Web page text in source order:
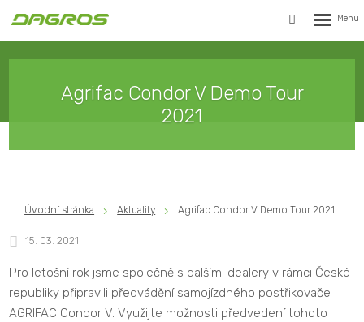
Vyhledávání
Agrifac Condor V Demo Tour
2021
Úvodní stránka Aktuality Agrifac Condor V Demo Tour 2021
15. 03. 2021
Pro letošní rok jsme společně s dalšími dealery v rámci České
republiky připravili předvádění samojízdného postřikovače
AGRIFAC Condor V. Využijte možnosti předvedení tohoto